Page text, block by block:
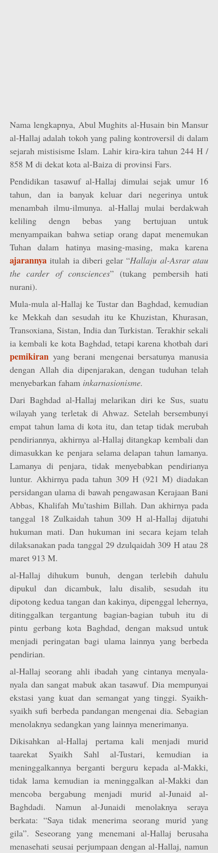
Nama lengkapnya, Abul Mughits al-Husain bin Mansur
al-Hallaj adalah tokoh yang paling kontroversil di dalam
sejarah mistisisme Islam. Lahir kira-kira tahun 244 H /
858 M di dekat kota al-Baiza di provinsi Fars.
Pendidikan tasawuf al-Hallaj dimulai sejak umur 16
tahun, dan ia banyak keluar dari negerinya untuk
menambah ilmu-ilmunya. al-Hallaj mulai berdakwah
keliling dengn bebas yang bertujuan untuk
menyampaikan bahwa setiap orang dapat menemukan
Tuhan dalam hatinya masing-masing, maka karena
ajarannya itulah ia diberi gelar “Hallaju al-Asrar atau
the carder of consciences” (tukang pembersih hati
nurani).
Mula-mula al-Hallaj ke Tustar dan Baghdad, kemudian
ke Mekkah dan sesudah itu ke Khuzistan, Khurasan,
Transoxiana, Sistan, India dan Turkistan. Terakhir sekali
ia kembali ke kota Baghdad, tetapi karena khotbah dari
pemikiran yang berani mengenai bersatunya manusia
dengan Allah dia dipenjarakan, dengan tuduhan telah
menyebarkan faham inkarnasionisme.
Dari Baghdad al-Hallaj melarikan diri ke Sus, suatu
wilayah yang terletak di Ahwaz. Setelah bersembunyi
empat tahun lama di kota itu, dan tetap tidak merubah
pendiriannya, akhirnya al-Hallaj ditangkap kembali dan
dimasukkan ke penjara selama delapan tahun lamanya.
Lamanya di penjara, tidak menyebabkan pendirianya
luntur. Akhirnya pada tahun 309 H (921 M) diadakan
persidangan ulama di bawah pengawasan Kerajaan Bani
Abbas, Khalifah Mu’tashim Billah. Dan akhirnya pada
tanggal 18 Zulkaidah tahun 309 H al-Hallaj dijatuhi
hukuman mati. Dan hukuman ini secara kejam telah
dilaksanakan pada tanggal 29 dzulqaidah 309 H atau 28
maret 913 M.
al-Hallaj dihukum bunuh, dengan terlebih dahulu
dipukul dan dicambuk, lalu disalib, sesudah itu
dipotong kedua tangan dan kakinya, dipenggal lehernya,
ditinggalkan tergantung bagian-bagian tubuh itu di
pintu gerbang kota Baghdad, dengan maksud untuk
menjadi peringatan bagi ulama lainnya yang berbeda
pendirian.
al-Hallaj seorang ahli ibadah yang cintanya menyala-
nyala dan sangat mabuk akan tasawuf. Dia mempunyai
ekstasi yang kuat dan semangat yang tinggi. Syaikh-
syaikh sufi berbeda pandangan mengenai dia. Sebagian
menolaknya sedangkan yang lainnya menerimanya.
Dikisahkan al-Hallaj pertama kali menjadi murid
taarekat Syaikh Sahl al-Tustari, kemudian ia
meninggalkannya berganti berguru kepada al-Makki,
tidak lama kemudian ia meninggalkan al-Makki dan
mencoba bergabung menjadi murid al-Junaid al-
Baghdadi. Namun al-Junaidi menolaknya seraya
berkata: “Saya tidak menerima seorang murid yang
gila”. Seseorang yang menemani al-Hallaj berusaha
menasehati seusai perjumpaan dengan al-Hallaj, namun